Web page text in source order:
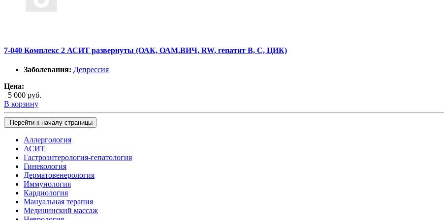
7-040 Комплекс 2 АСИТ развернуты (ОАК, ОАМ,ВИЧ, RW, гепатит B, C, ЦИК)
Заболевания: Депрессия
Цена:
5 000 руб.
В корзину
Перейти к началу страницы
Аллергология
АСИТ
Гастроэнтерология-гепатология
Гинекология
Дерматовенерология
Иммунология
Кардиология
Мануальная терапия
Медицинский массаж